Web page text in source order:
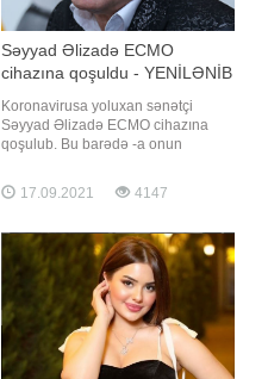
Səyyad Əlizadə ECMO
cihazına qoşuldu - YENİLƏNİB
Koronavirusa yoluxan sənətçi
Səyyad Əlizadə ECMO cihazına
qoşulub. Bu barədə -a onun
verib. O bildirib ki, sənətçinin
ağciyərlərinin yalnız 30 faizi çalışır:.
aşkarlanıb. Müalicəsi davam
etdirilir. Süni koma vəziyyətində
saxlanılır"
17.09.2021 4147